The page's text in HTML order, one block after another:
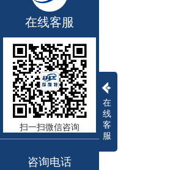
在
线
客
服
在线客服
扫一扫微信咨询
咨询电话